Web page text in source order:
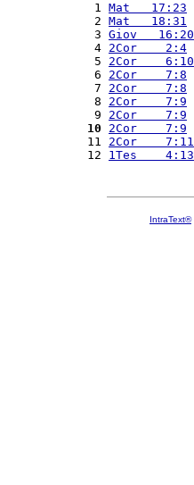
1 Mat   17:23
2 Mat   18:31
3 Giov   16:20
4 2Cor    2:4
5 2Cor    6:10
6 2Cor    7:8
7 2Cor    7:8
8 2Cor    7:9
9 2Cor    7:9
10
2Cor    7:9
11 2Cor    7:11
12 1Tes    4:13
IntraText®